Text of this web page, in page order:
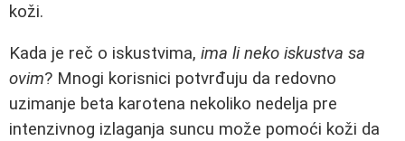
koži.
Kada je reč o iskustvima, ima li neko iskustva sa
ovim? Mnogi korisnici potvrđuju da redovno
uzimanje beta karotena nekoliko nedelja pre
intenzivnog izlaganja suncu može pomoći koži da